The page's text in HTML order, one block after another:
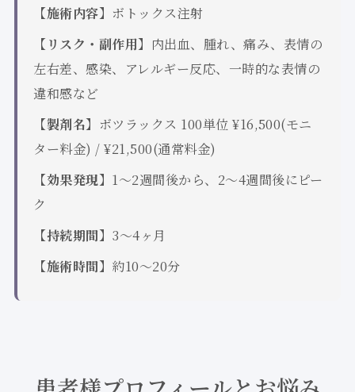
【施術内容】 ボトックス注射
【リスク・副作用】 内出血、腫れ、痛み、表情の
左右差、感染、アレルギー反応、一時的な表情の
違和感など
【製剤名】 ボツラックス 100単位 ¥16,500(モニ
ター料金) / ¥21,500(通常料金)
【効果発現】 1〜2週間後から、2〜4週間後にピー
ク
【持続期間】 3〜4ヶ月
【施術時間】 約10〜20分